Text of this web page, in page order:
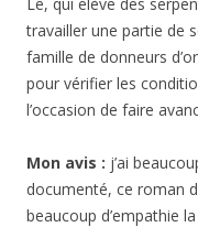
travailler une partie de
famille de donneurs
pour vérifier les
l’occasion de faire
Mon avis : j’ai
documenté, ce roman
beaucoup d’empathie